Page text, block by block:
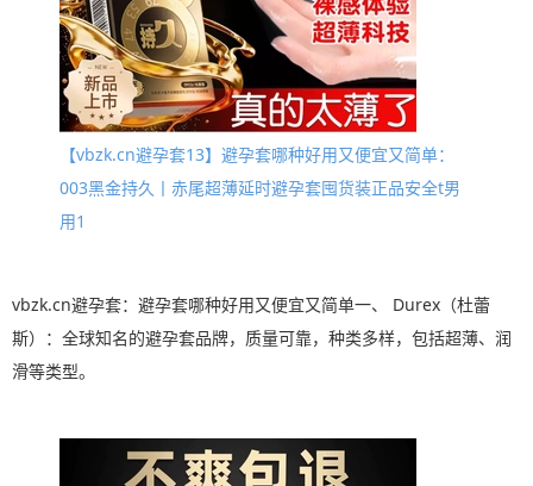
【vbzk.cn避孕套13】避孕套哪种好用又便宜又简单：
003黑金持久丨赤尾超薄延时避孕套囤货装正品安全t男
用1
vbzk.cn避孕套：避孕套哪种好用又便宜又简单一、 Durex（杜蕾
斯）：全球知名的避孕套品牌，质量可靠，种类多样，包括超薄、润
滑等类型。